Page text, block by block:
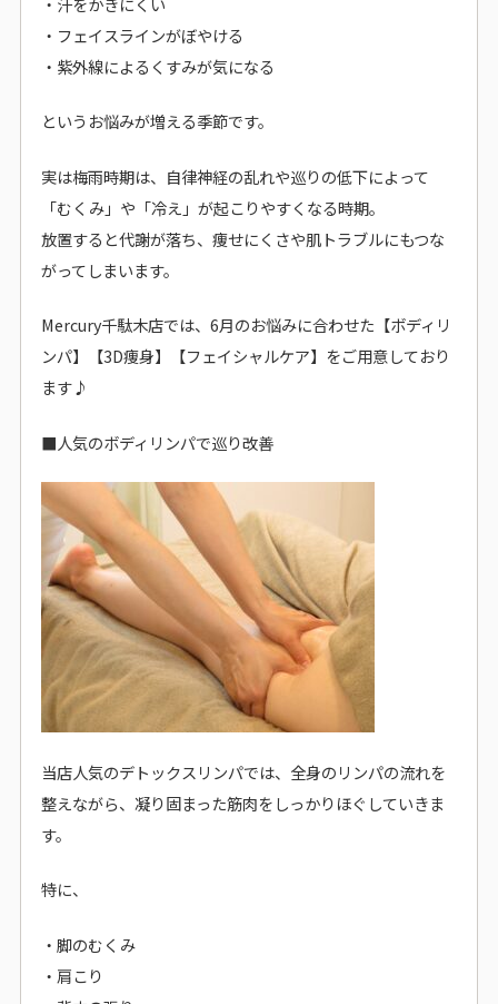
・フェイスラインがぼやける
・紫外線によるくすみが気になる
というお悩みが増える季節です。
実は梅雨時期は、自律神経の乱れや巡りの低下によって
「むくみ」や「冷え」が起こりやすくなる時期。
放置すると代謝が落ち、痩せにくさや肌トラブルにもつな
がってしまいます。
Mercury千駄木店では、6月のお悩みに合わせた【ボディリ
ンパ】【3D痩身】【フェイシャルケア】をご用意しており
ます♪
■人気のボディリンパで巡り改善
当店人気のデトックスリンパでは、全身のリンパの流れを
整えながら、凝り固まった筋肉をしっかりほぐしていきま
す。
特に、
・脚のむくみ
・肩こり